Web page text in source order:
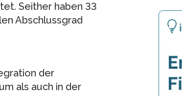
Seither haben 33
Abschlussgrad
der
als auch in der